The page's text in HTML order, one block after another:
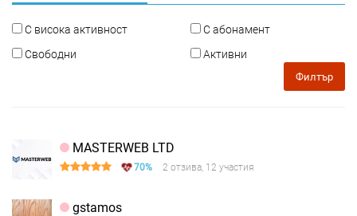
С висока активност
С абонамент
Свободни
Активни
Филтър
MASTERWEB LTD
70% 2 отзива, 12 участия
gstamos